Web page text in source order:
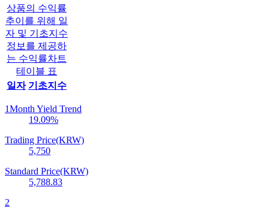
상품의 수익률
추이를 위해 일
자 및 기초지수
정보를 제공하
는 수익률차트
테이블 표
일자 기초지수
1Month Yield Trend
19.09%
Trading Price(KRW)
5,750
Standard Price(KRW)
5,788.83
2